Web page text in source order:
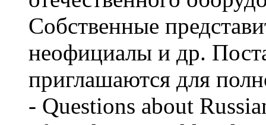
Собственные
неофициалы и др.
приглашаются для
- Questions about